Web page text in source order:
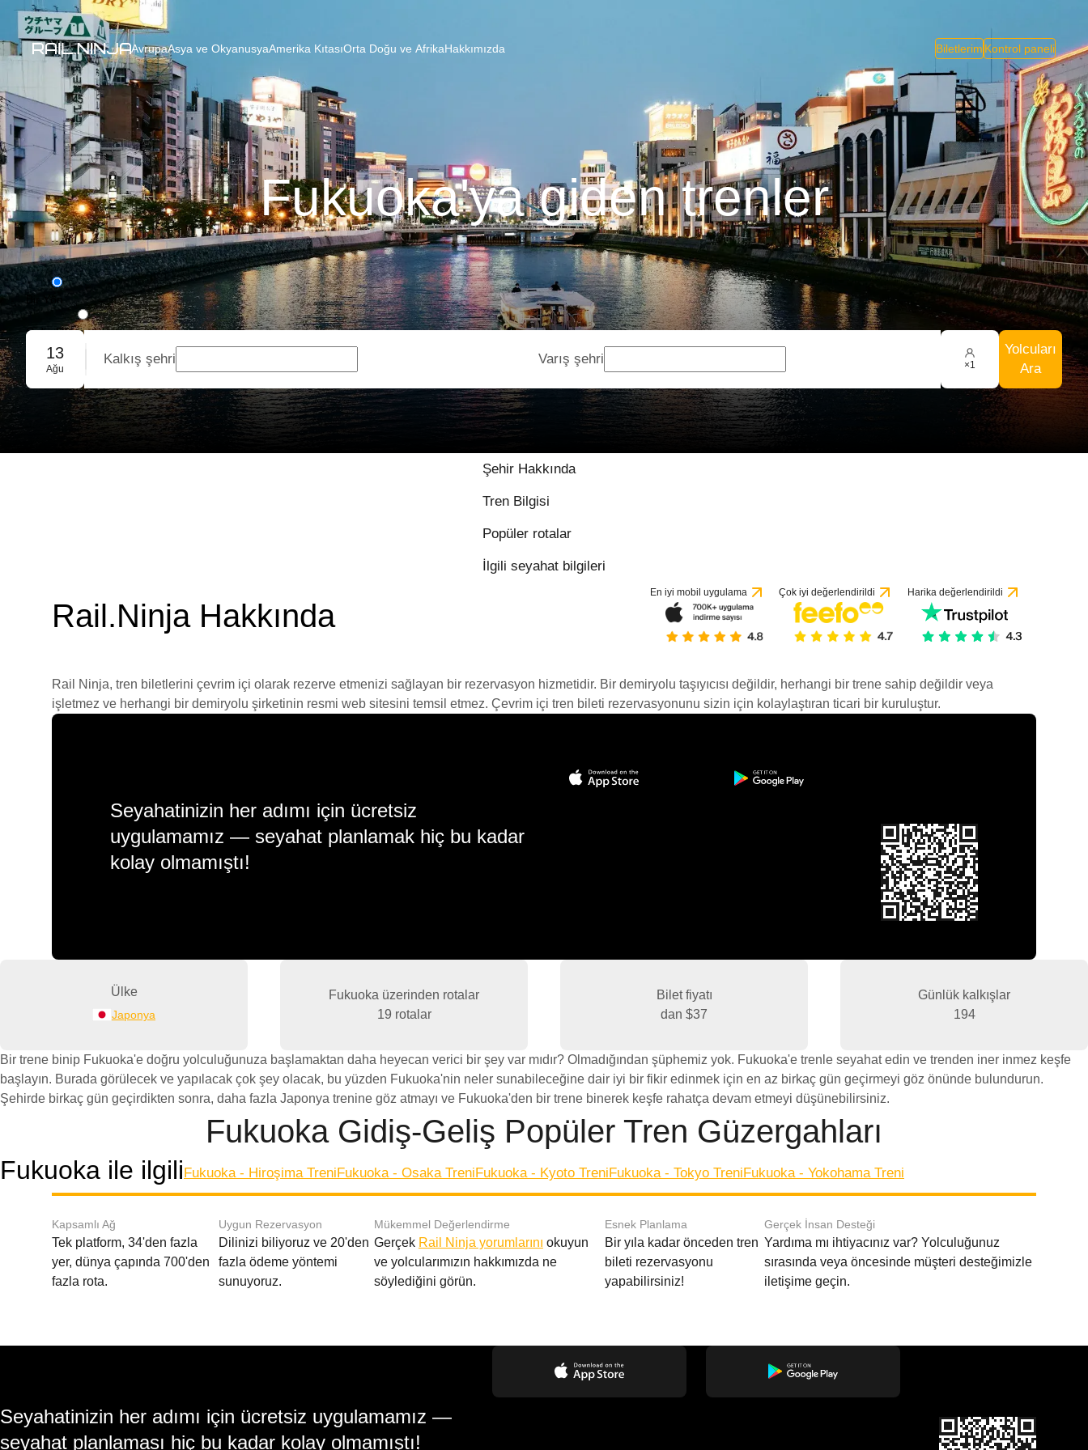
AvrupaAsya ve OkyanusyaAmerika KıtasıOrta Doğu ve AfrikaHakkımızda Biletlerim Kontrol paneli
Fukuoka'ya giden trenler
Bir Yön
Gidiş-Dönüş
Grup Rezervasyonu
13
Ağu
Kalkış şehri Varış şehri ×1
Yolcuları
Ara
Şehir Hakkında
Tren Bilgisi
Popüler rotalar
İlgili seyahat bilgileri
Rail.Ninja Hakkında
En iyi mobil uygulama Çok iyi değerlendirildi Harika değerlendirildi
Rail Ninja, tren biletlerini çevrim içi olarak rezerve etmenizi sağlayan bir rezervasyon hizmetidir. Bir demiryolu taşıyıcısı değildir, herhangi bir trene sahip değildir veya
işletmez ve herhangi bir demiryolu şirketinin resmi web sitesini temsil etmez. Çevrim içi tren bileti rezervasyonunu sizin için kolaylaştıran ticari bir kuruluştur.
Seyahatinizin her adımı için ücretsiz
uygulamamız — seyahat planlamak hiç bu kadar
kolay olmamıştı!
Ülke
Japonya
Fukuoka üzerinden rotalar
19 rotalar
Bilet fiyatı
dan $37
Günlük kalkışlar
194
Bir trene binip Fukuoka'e doğru yolculuğunuza başlamaktan daha heyecan verici bir şey var mıdır? Olmadığından şüphemiz yok. Fukuoka'e trenle seyahat edin ve trenden iner inmez keşfe
başlayın. Burada görülecek ve yapılacak çok şey olacak, bu yüzden Fukuoka'nin neler sunabileceğine dair iyi bir fikir edinmek için en az birkaç gün geçirmeyi göz önünde bulundurun.
Şehirde birkaç gün geçirdikten sonra, daha fazla Japonya trenine göz atmayı ve Fukuoka'den bir trene binerek keşfe rahatça devam etmeyi düşünebilirsiniz.
Fukuoka Gidiş-Geliş Popüler Tren Güzergahları
Fukuoka ile ilgiliFukuoka - Hiroşima TreniFukuoka - Osaka TreniFukuoka - Kyoto TreniFukuoka - Tokyo TreniFukuoka - Yokohama Treni
Kapsamlı Ağ
Tek platform, 34'den fazla
yer, dünya çapında 700'den
fazla rota.
Uygun Rezervasyon
Dilinizi biliyoruz ve 20'den
fazla ödeme yöntemi
sunuyoruz.
Mükemmel Değerlendirme
Gerçek Rail Ninja yorumlarını okuyun
ve yolcularımızın hakkımızda ne
söylediğini görün.
Esnek Planlama
Bir yıla kadar önceden tren
bileti rezervasyonu
yapabilirsiniz!
Gerçek İnsan Desteği
Yardıma mı ihtiyacınız var? Yolculuğunuz
sırasında veya öncesinde müşteri desteğimizle
iletişime geçin.
Seyahatinizin her adımı için ücretsiz uygulamamız —
seyahat planlaması hiç bu kadar kolay olmamıştı!